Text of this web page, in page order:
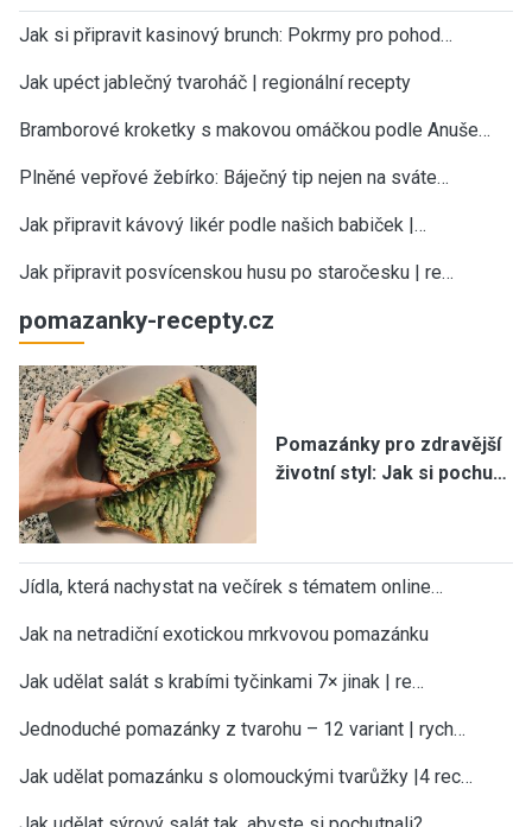
Jak si připravit kasinový brunch: Pokrmy pro pohod…
Jak upéct jablečný tvaroháč | regionální recepty
Bramborové kroketky s makovou omáčkou podle Anuše…
Plněné vepřové žebírko: Báječný tip nejen na sváte…
Jak připravit kávový likér podle našich babiček |…
Jak připravit posvícenskou husu po staročesku | re…
pomazanky-recepty.cz
Pomazánky pro zdravější
životní styl: Jak si pochu…
Jídla, která nachystat na večírek s tématem online…
Jak na netradiční exotickou mrkvovou pomazánku
Jak udělat salát s krabími tyčinkami 7× jinak | re…
Jednoduché pomazánky z tvarohu – 12 variant | rych…
Jak udělat pomazánku s olomouckými tvarůžky |4 rec…